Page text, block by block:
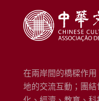
在兩岸間的橋樑作
地的交流互動；團